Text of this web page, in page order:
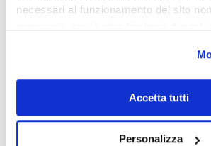
necessari al funzionamento del sito
Qualora non volesse esprimere
il banner cliccando sul tasto x; in tal
essere utilizzati solo i cookie
funzionamento del sito. Per “Maggiori
Accetta tutti
Personalizza